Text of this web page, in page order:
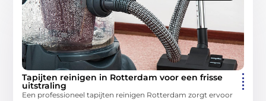
Tapijten reinigen in Rotterdam voor een frisse
uitstraling
Een professioneel tapijten reinigen Rotterdam zorgt ervoor